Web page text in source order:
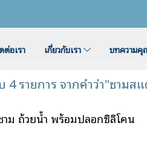
ต่อเรา เกี่ยวกับเรา บทความ
4 รายการ จากคำว่า"ชามส
าม ถ้วยน้ำ พร้อมปลอกซิลิโคน